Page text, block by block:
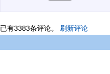
已有3383条评论。 刷新评论